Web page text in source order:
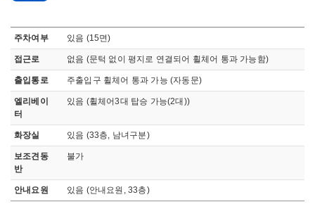
주차여부 있음 (15면)
접근로 없음 (문턱 없이 평지로 연결되어 휠체어 통과 가능함)
출입통로 주출입구 휠체어 통과 가능 (자동문)
엘리베이
터
있음 (휠체어3대 탑승 가능(2대))
화장실 있음 (33층, 남녀구분)
보조견동
반
불가
안내요원 있음 (안내요원, 33층)